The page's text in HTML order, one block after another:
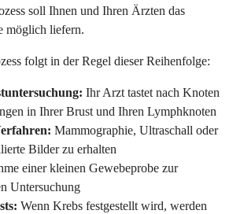
soll Ihnen und Ihren Ärzten das
möglich liefern.
folgt in der Regel dieser Reihenfolge:
Ihr Arzt tastet nach Knoten
in Ihrer Brust und Ihren Lymphknoten
Mammographie, Ultraschall oder
Bilder zu erhalten
einer kleinen Gewebeprobe zur
Untersuchung
Wenn Krebs festgestellt wird, werden